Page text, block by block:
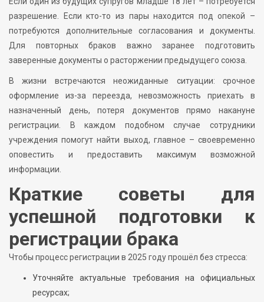
разрешение. Если кто-то из пары находится под опекой –
потребуются дополнительные согласования и документы.
Для повторных браков важно заранее подготовить
заверенные документы о расторжении предыдущего союза.
В жизни встречаются неожиданные ситуации: срочное
оформление из-за переезда, невозможность приехать в
назначенный день, потеря документов прямо накануне
регистрации. В каждом подобном случае сотрудники
учреждения помогут найти выход, главное – своевременно
оповестить и предоставить максимум возможной
информации.
Краткие советы для
успешной подготовки к
регистрации брака
Чтобы процесс регистрации в 2025 году прошёл без стресса:
Уточняйте актуальные требования на официальных
ресурсах;